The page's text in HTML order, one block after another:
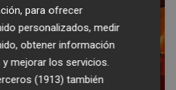
para ofrecer
personalizados, medir
obtener información
y mejorar los servicios.
(1913) también